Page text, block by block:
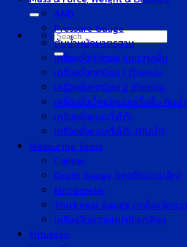
for:
Search
for:
AND
Pressure Gauge
ตุ้มน้ำหนักมาตรฐาน
เครื่องชั่งดิจิตอล แบบวางพื้น
เครื่องชั่งทศนิยม 1 ตำแหน่ง
เครื่องชั่งทศนิยม 2 ตำแหน่ง
เครื่องชั่งน้ำหนักแบบตั้งพื้น กันน้ำ
เครื่องชั่งแบบตั้งโต๊ะ
เครื่องชั่งแบบตั้งโต๊ะ (กันน้ำ)
Measuring Tools
Caliper
Depth Gauge (เกจวัดความลึก)
Micrometer
Thickness Gauge (เครื่องวัดคว
เครื่องวัดความหนาผิวเคลือบ
Mitutoyo